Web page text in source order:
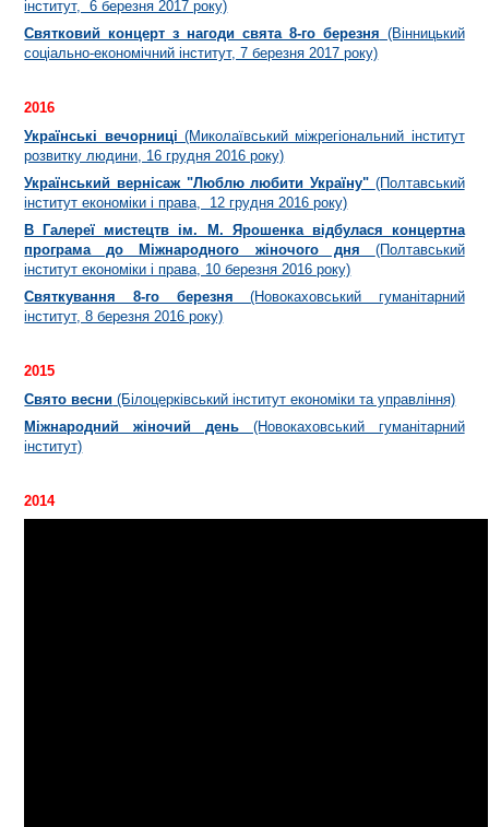
інститут, 6 березня 2017 року)
Святковий концерт з нагоди свята 8-го березня (Вінницький
соціально-економічний інститут, 7 березня 2017 року)
2016
Українські вечорниці (Миколаївський міжрегіональний інститут
розвитку людини, 16 грудня 2016 року)
Український вернісаж "Люблю любити Україну" (Полтавський
інститут економіки і права, 12 грудня 2016 року)
В Галереї мистецтв iм. М. Ярошенка вiдбулася концертна
програма до Міжнародного жіночого дня (Полтавський
інститут економіки і права, 10 березня 2016 року)
Святкування 8-го березня(Новокаховський гуманітарний
інститут, 8 березня 2016 року)
2015
Свято весни (Білоцерківський інститут економіки та управління)
Міжнародний жіночий день (Новокаховський гуманітарний
інститут)
2014